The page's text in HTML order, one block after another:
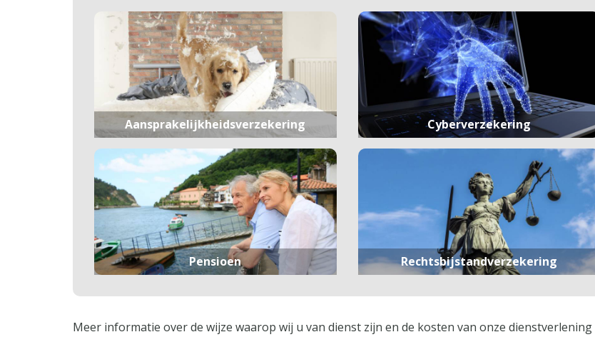
Aansprakelijkheidsverzekering Cyberverzekering
Pensioen Rechtsbijstandverzekering
Meer informatie over de wijze waarop wij u van dienst zijn en de kosten van onze